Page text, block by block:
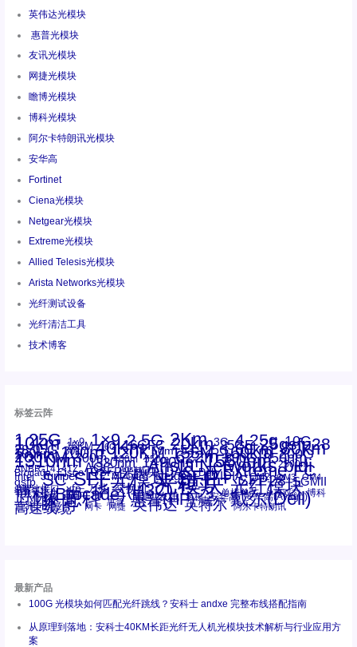
英伟达光模块
惠普光模块
友讯光模块
网捷光模块
瞻博光模块
博科光模块
阿尔卡特朗讯光模块
安华高
Fortinet
Ciena光模块
Netgear光模块
Extreme光模块
Allied Telesis光模块
Arista Networks光模块
光纤测试设备
光纤清洁工具
技术博客
标签云阵
1.25G 1x9 1×9 2.5G 2Km 3G 4.25g 10G
10km 15KM 16G 16GFC 20km 25GE 25gsfp28
28.05G 30km 40Km 50m 53.125G 60km 80km
100km 100m 120KM 155M 160km 200G
200KM 300m 400m 550m 622m 800G 850nm
1310nm 1330nm 1490nm 1550nm 2500m
ANBR-1414TZ AOC Arista Arista Networks bidi
Brocade Cisco CSFP光模块 DAC Dell Extreme FC
Intel Juniper LC MPO-LC Netgear NVIDIA OM2 OM3 OM4
qsfp SC SFF光模块 SFP+ SFP28 SGMII
st螺纹接口 xfp 万兆 交换机 光模块 光纤模块
千兆光模块 华三 华三(H3C) 华为 单模单芯 单模双芯 博科
博科(Brocade) 博通 友讯 多模 安华高 安华高(Avago)
工业级 思科 惠普 惠普(HP) 戴尔 戴尔(Dell)
百兆 瞻博 网卡 网捷 英伟达 英特尔 阿尔卡特朗讯
高速线缆
最新产品
100G 光模块如何匹配光纤跳线？安科士 andxe 完整布线搭配指南
从原理到落地：安科士40KM长距光纤无人机光模块技术解析与行业应用方
案